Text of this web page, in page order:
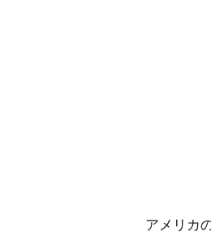
アメリカ